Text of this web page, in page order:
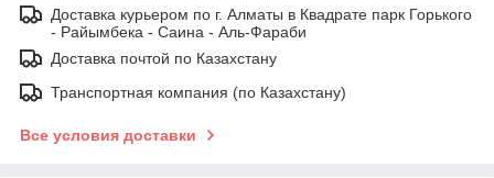
Доставка курьером по г. Алматы в Квадрате парк Горького
- Райымбека - Саина - Аль-Фараби
Доставка почтой по Казахстану
Транспортная компания (по Казахстану)
Все условия доставки